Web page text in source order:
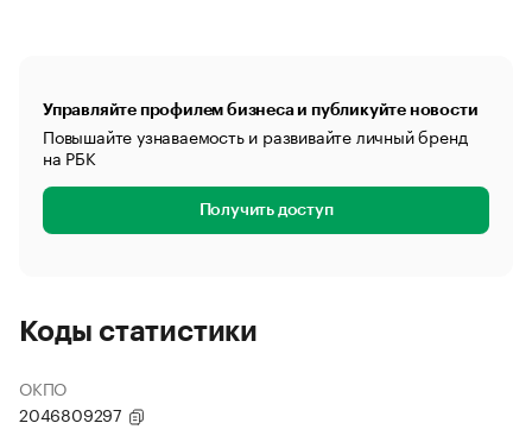
Управляйте профилем бизнеса и публикуйте новости
Повышайте узнаваемость и развивайте личный бренд
на РБК
Получить доступ
Коды статистики
ОКПО
2046809297